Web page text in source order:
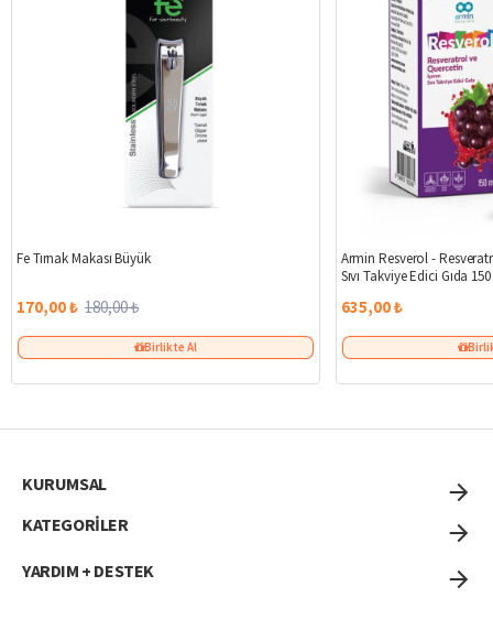
Fe Tırnak Makası Büyük
170,00 ₺ 180,00 ₺
Birlikte Al
Armin Resverol -
Sıvı Takviye Edici Gıda
635,00 ₺
KURUMSAL
KATEGORİLER
YARDIM + DESTEK